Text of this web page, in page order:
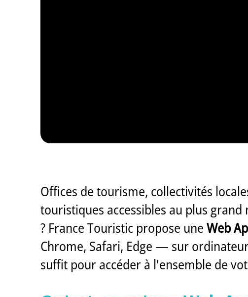
Offices de tourisme, collectivités
touristiques accessibles au plus
? France Touristic propose uneWeb
Chrome, Safari, Edge — sur
suffit pour accéder à l'ensemble de